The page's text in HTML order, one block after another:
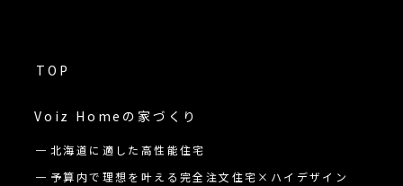
TOP
Voiz Homeの 家づくり
北海道に適した高性能住宅
予算内で理想を叶える完全注文住宅×ハイデザイン